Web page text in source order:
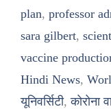
plan, professor
sara gilbert,
vaccine
Hindi News,
यूनिवर्सिटी,कोरोना